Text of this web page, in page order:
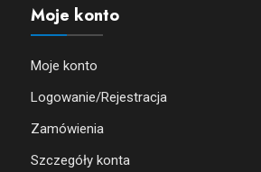
Moje konto
Moje konto
Logowanie/Rejestracja
Zamówienia
Szczegóły konta